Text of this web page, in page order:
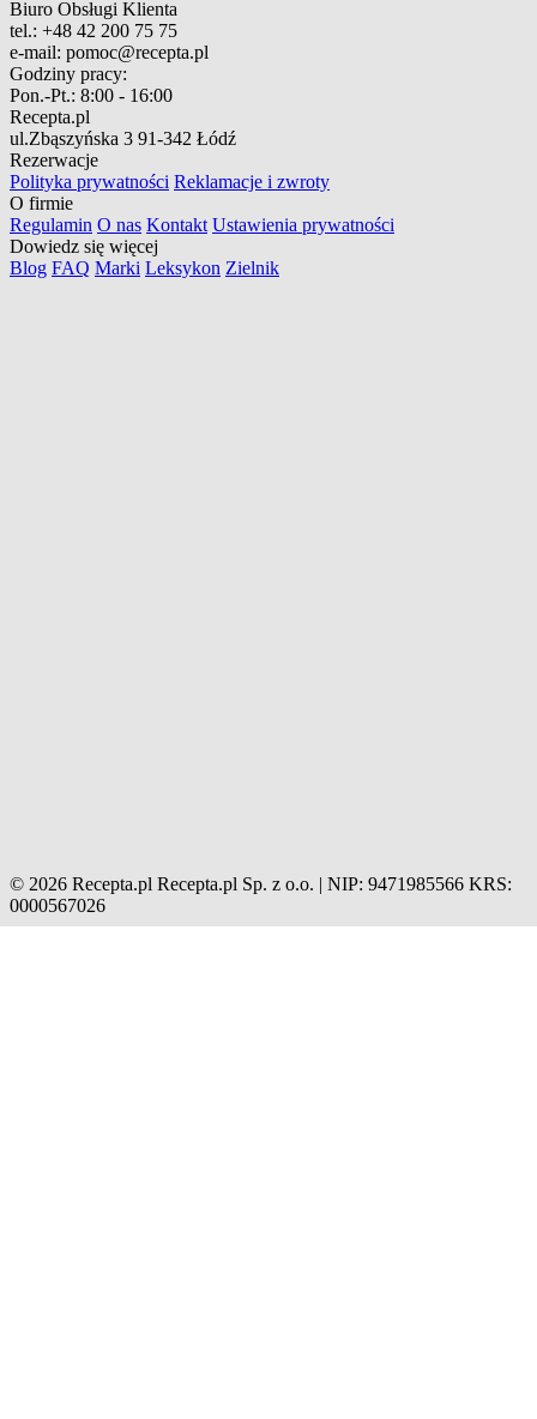
Biuro Obsługi Klienta
tel.: +48 42 200 75 75
e-mail: pomoc@recepta.pl
Godziny pracy:
Pon.-Pt.: 8:00 - 16:00
Recepta.pl
ul.Zbąszyńska 3 91-342 Łódź
Rezerwacje
Polityka prywatności Reklamacje i zwroty
O firmie
Regulamin O nas Kontakt Ustawienia prywatności
Dowiedz się więcej
Blog FAQ Marki Leksykon Zielnik
© 2026 Recepta.pl Recepta.pl Sp. z o.o. | NIP: 9471985566 KRS:
0000567026